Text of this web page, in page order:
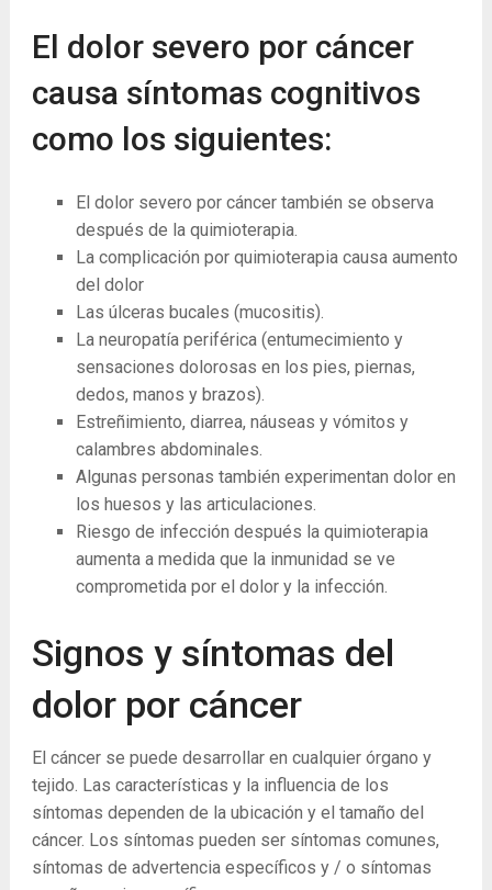
El dolor severo por cáncer
causa síntomas cognitivos
como los siguientes:
El dolor severo por cáncer también se observa
después de la quimioterapia.
La complicación por quimioterapia causa aumento
del dolor
Las úlceras bucales (mucositis).
La neuropatía periférica (entumecimiento y
sensaciones dolorosas en los pies, piernas,
dedos, manos y brazos).
Estreñimiento, diarrea, náuseas y vómitos y
calambres abdominales.
Algunas personas también experimentan dolor en
los huesos y las articulaciones.
Riesgo de infección después la quimioterapia
aumenta a medida que la inmunidad se ve
comprometida por el dolor y la infección.
Signos y síntomas del
dolor por cáncer
El cáncer se puede desarrollar en cualquier órgano y
tejido. Las características y la influencia de los
síntomas dependen de la ubicación y el tamaño del
cáncer. Los síntomas pueden ser síntomas comunes,
síntomas de advertencia específicos y / o síntomas